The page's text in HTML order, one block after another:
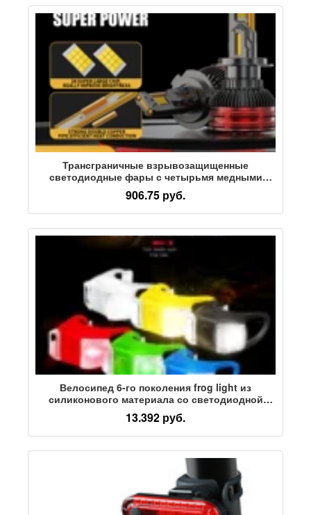
Трансграничные взрывозащищенные
светодиодные фары с четырьмя медными
трубками мощностью 240 Вт, 24-ядерный лазер
H4H7, светодиодные автомобильные фары
spot
906.75 руб.
Велосипед 6-го поколения frog light из
силиконового материала со светодиодной
мигалкой для ночной езды, сигнальная лампа
для скейтборда, уличное снаряжение для
верховой езды
13.392 руб.